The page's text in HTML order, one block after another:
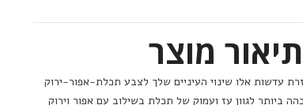
עדשות אלו שינוי העיניים שלך לצבע תכלת-אפור-ירוק
ביותר לגוון עז ועמוק של תכלת בשילוב עם אפור וירוק